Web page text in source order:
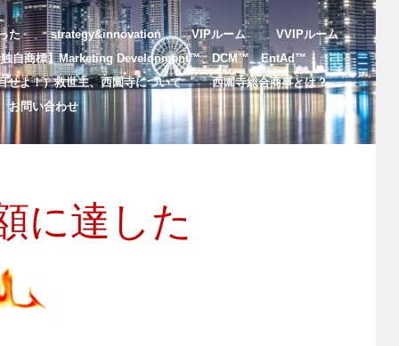
た strategy&innovation VIPルーム
VVIPルーム
独自商標】Marketing Development™️、DCM™️、EntAd™️
せよ！）救世主、西園寺について
西園寺総合商事とは？
お問い合わせ
に達した